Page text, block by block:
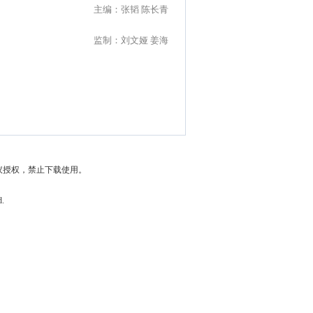
主编：张韬 陈长青
监制：刘文娅 姜海